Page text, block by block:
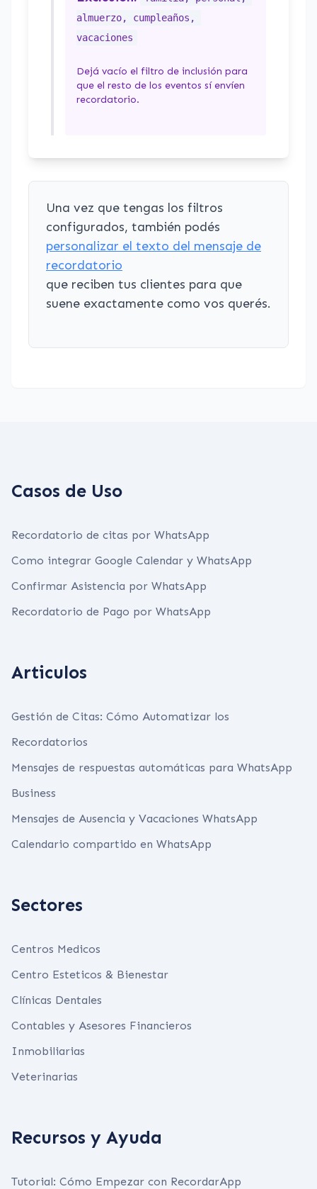
almuerzo, cumpleaños,
vacaciones
Dejá vacío el filtro de inclusión para
que el resto de los eventos sí envíen
recordatorio.
Una vez que tengas los filtros
configurados, también podés
personalizar el texto del mensaje de
recordatorio
que reciben tus clientes para que
suene exactamente como vos querés.
Casos de Uso
Recordatorio de citas por WhatsApp
Como integrar Google Calendar y WhatsApp
Confirmar Asistencia por WhatsApp
Recordatorio de Pago por WhatsApp
Articulos
Gestión de Citas: Cómo Automatizar los
Recordatorios
Mensajes de respuestas automáticas para WhatsApp
Business
Mensajes de Ausencia y Vacaciones WhatsApp
Calendario compartido en WhatsApp
Sectores
Centros Medicos
Centro Esteticos & Bienestar
Clínicas Dentales
Contables y Asesores Financieros
Inmobiliarias
Veterinarias
Recursos y Ayuda
Tutorial: Cómo Empezar con RecordarApp